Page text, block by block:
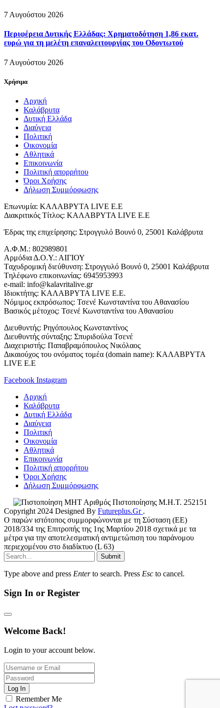
7 Αυγούστου 2026
Περιφέρεια Δυτικής Ελλάδας: Χρηματοδότηση 1,86 εκατ.
ευρώ για τη μελέτη επαναλειτουργίας του Οδοντωτού
7 Αυγούστου 2026
Χρήσιμα
Αρχική
Καλάβρυτα
Δυτική Ελλάδα
Διαύγεια
Πολιτική
Οικονομία
Αθλητικά
Επικοινωνία
Πολιτική απορρήτου
Όροι Χρήσης
Δήλωση Συμμόρφωσης
Επωνυμία: ΚΑΛΑΒΡΥΤΑ LIVE Ε.Ε
Διακριτικός Τίτλος: ΚΑΛΑΒΡΥΤΑ LIVE E.E
Έδρας της επιχείρησης: Στρογγυλό Βουνό 0, 25001 Καλάβρυτα
Α.Φ.Μ.: 802989801
Αρμόδια Δ.Ο.Υ.: ΑΙΓΙΟΥ
Tαχυδρομική διεύθυνση: Στρογγυλό Βουνό 0, 25001 Καλάβρυτα
Tηλέφωνο επικοινωνίας: 6945953993
e-mail: info@kalavritalive.gr
Iδιοκτήτης: ΚΑΛΑΒΡΥΤΑ LIVE E.E.
Νόμιμος εκπρόσωπος: Τσενέ Κωνσταντίνα του Αθανασίου
Βασικός μέτοχος: Τσενέ Κωνσταντίνα του Αθανασίου
Διευθυντής: Ρηγόπουλος Κωνσταντίνος
Διευθυντής σύνταξης: Σπυριδούλα Τσενέ
Διαχειριστής: Παπαβραμόπουλος Νικόλαος
Δικαιούχος του ονόματος τομέα (domain name): ΚΑΛΑΒΡΥΤΑ
LIVE E.E
Facebook Instagram
Αρχική
Καλάβρυτα
Δυτική Ελλάδα
Διαύγεια
Πολιτική
Οικονομία
Αθλητικά
Επικοινωνία
Πολιτική απορρήτου
Όροι Χρήσης
Δήλωση Συμμόρφωσης
Αριθμός Πιστοποίησης Μ.Η.Τ. 252151
Copyright 2024 Designed By Futureplus.Gr .
Ο παρών ιστότοπος συμμορφώνονται με τη Σύσταση (ΕΕ)
2018/334 της Επιτροπής της 1ης Μαρτίου 2018 σχετικά με τα
μέτρα για την αποτελεσματική αντιμετώπιση του παράνομου
περιεχομένου στο διαδίκτυο (L 63)
Submit
Type above and press Enterto search. Press Esc to cancel.
Sign In or Register
Welcome Back!
Login to your account below.
Log In
Remember Me